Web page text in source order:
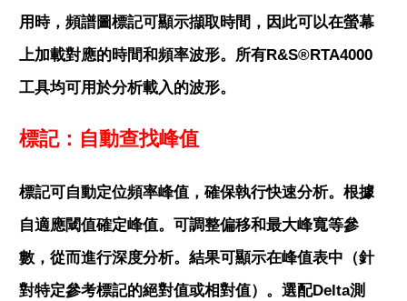
用時，頻譜圖標記可顯示擷取時間，因此可以在螢幕
上加載對應的時間和頻率波形。所有R&S®RTA4000
工具均可用於分析載入的波形。
標記：自動查找峰值
標記可自動定位頻率峰值，確保執行快速分析。根據
自適應閾值確定峰值。可調整偏移和最大峰寬等參
數，從而進行深度分析。結果可顯示在峰值表中（針
對特定參考標記的絕對值或相對值）。選配Delta測